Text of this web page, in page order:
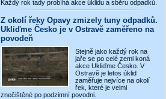
Každý rok tady probíhá akce úklidu a sběru odpadků.
Z okolí řeky Opavy zmizely tuny odpadků.
Ukliďme Česko je v Ostravě zaměřeno na
povodeň
Stejně jako každý rok na
jaře se po celé zemi koná
akce Ukliďme Česko. V
Ostravě je letos úklid
zaměřuje nejvíce na okolí
řek, které je velmi
znečištěné po podzimní povodni.